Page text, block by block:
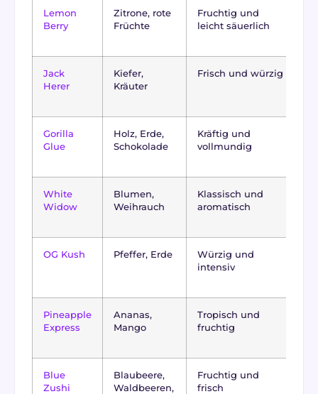
Lemon
Berry
Zitrone, rote
Früchte
Fruchtig und
leicht säuerlich
Jack
Herer
Kiefer,
Kräuter
Frisch und würzig
Gorilla
Glue
Holz, Erde,
Schokolade
Kräftig und
vollmundig
White
Widow
Blumen,
Weihrauch
Klassisch und
aromatisch
OG Kush Pfeffer, Erde
Würzig und
intensiv
Pineapple
Express
Ananas,
Mango
Tropisch und
fruchtig
Blue
Zushi
Blaubeere,
Waldbeeren,
Fruchtig und
frisch